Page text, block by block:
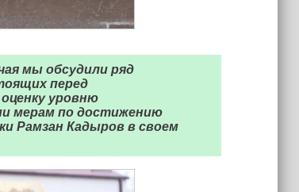
мы обсудили ряд
перед
уровню
мерам по достижению
Рамзан Кадыров в своем